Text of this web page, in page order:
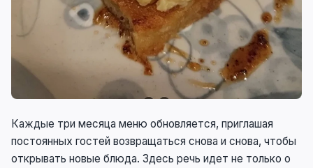
Каждые три месяца меню обновляется, приглашая
постоянных гостей возвращаться снова и снова, чтобы
открывать новые блюда. Здесь речь идет не только о